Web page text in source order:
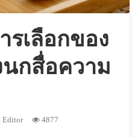
รเลือกของ
นกสื่อความ
Editor 4877